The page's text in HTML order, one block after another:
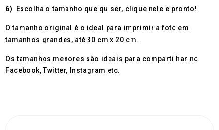
6) Escolha o tamanho que quiser, clique nele e pronto!
O tamanho original é o ideal para imprimir a foto em
tamanhos grandes, até 30 cm x 20 cm.
Os tamanhos menores são ideais para compartilhar no
Facebook, Twitter, Instagram etc.